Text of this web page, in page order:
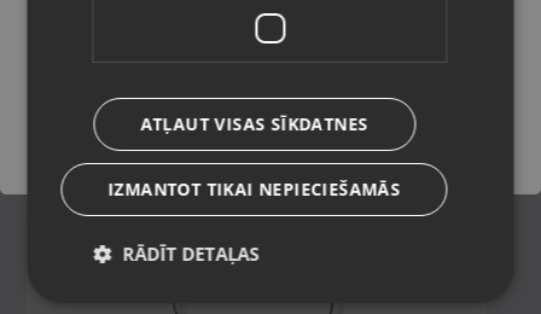
Stāvoklis Restaurēts (Garantija 24 mēneši)
344.00 €
15.64€/mēn.
Saglabāt
ATĻAUT VISAS SĪKDATNES
IZMANTOT TIKAI NEPIECIEŠAMĀS
RĀDĪT DETAĻAS